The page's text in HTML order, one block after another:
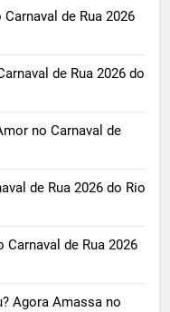
de Rua 2026
de Rua 2026 do
no Carnaval de
de Rua 2026 do Rio
Carnaval de Rua 2026
Agora Amassa no